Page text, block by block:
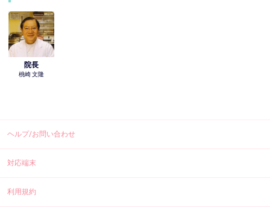
院長
桃崎 文隆
ヘルプ/お問い合わせ
対応端末
利用規約